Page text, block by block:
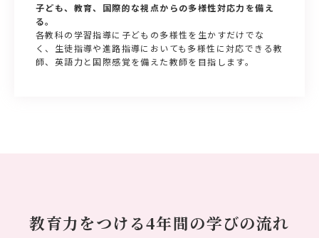
子ども、教育、国際的な視点からの多様性対応力を備え
る。
各教科の学習指導に子どもの多様性を生かすだけでな
く、生徒指導や進路指導においても多様性に対応できる教
師、英語力と国際感覚を備えた教師を目指します。
教育力をつける4年間の学びの流れ